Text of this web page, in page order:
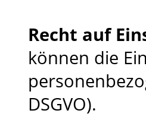
Recht auf
können die
DSGVO).